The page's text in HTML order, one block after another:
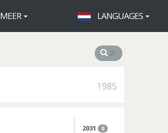
MEER LANGUAGES
1985
2031 0